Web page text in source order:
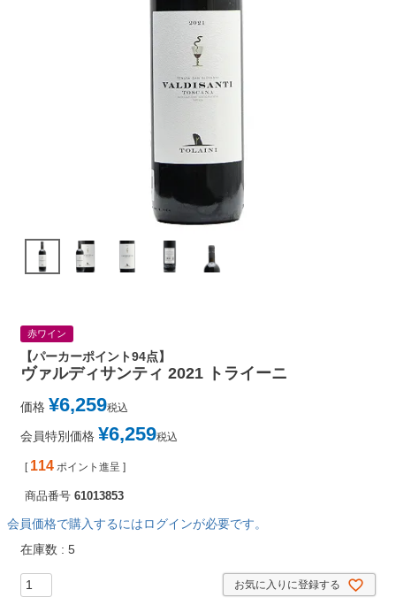
赤ワイン
【パーカーポイント94点】
ヴァルディサンティ 2021 トライーニ
価格 ¥6,259税込
会員特別価格 ¥6,259税込
[ 114 ポイント進呈 ]
商品番号 61013853
会員価格で購入するにはログインが必要です。
在庫数
5
お気に入りに登録する